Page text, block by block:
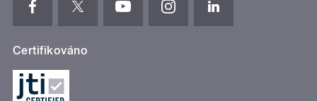
Certifikováno